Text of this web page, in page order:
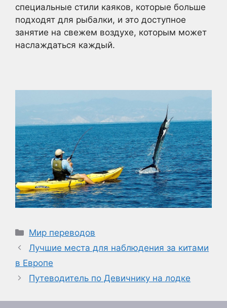
специальные стили каяков, которые больше
подходят для рыбалки, и это доступное
занятие на свежем воздухе, которым может
наслаждаться каждый.
Рубрики
Мир переводов
Лучшие места для наблюдения за китами
в Европе
Путеводитель по Девичнику на лодке